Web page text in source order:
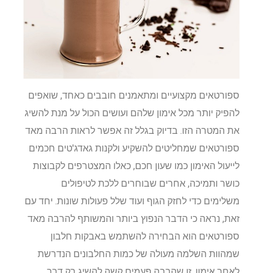
ספורטאים מקצועיים ומתאמנים חובבים כאחד, שואפים
להפיק יותר מכל אימון שלהם ועושים הכול על מנת להשיג
את המטרה הזו. בדיוק בגלל זה אפשר לראות הרבה מאד
ספורטאים שמחליטים להשקיע ולקנות גאדג'טים חכמים
לייעול האימון כמו שעון חכם, כאלו המצטרפים לקבוצות
כושר ותמיכה, אחרים שבוחרים ללכת לטיפולים
משלימים כדי לחזק הגוף ועוד שלל פעולות שונות. יחד עם
זאת, נראה כי הדבר הנפוץ ביותר והמשותף להרבה מאד
ספורטאים הוא הבחירה להשתמש באבקות חלבון
שמהוות השלמה מעולה של כמות החלבונים הנדרשת